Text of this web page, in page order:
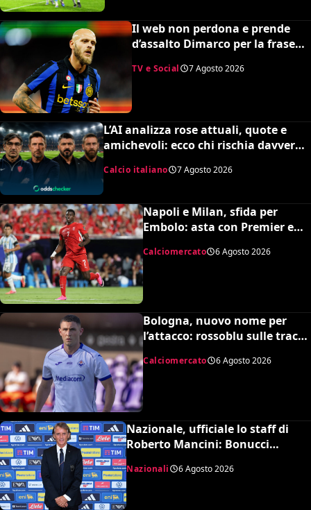
Il web non perdona e prende
d’assalto Dimarco per la frase
TV e Social 7 Agosto 2026
L’AI analizza rose attuali, quote e
amichevoli: ecco chi rischia davvero
un’insospettabile
Calcio italiano 7 Agosto 2026
Napoli e Milan, sfida per
Embolo: asta con Premier e
MLS, il prezzo
Calciomercato 6 Agosto 2026
Bologna, nuovo nome per
l’attacco: rossoblu sulle tracce
Calciomercato 6 Agosto 2026
Nazionale, ufficiale lo staff di
Roberto Mancini: Bonucci
Nazionali 6 Agosto 2026